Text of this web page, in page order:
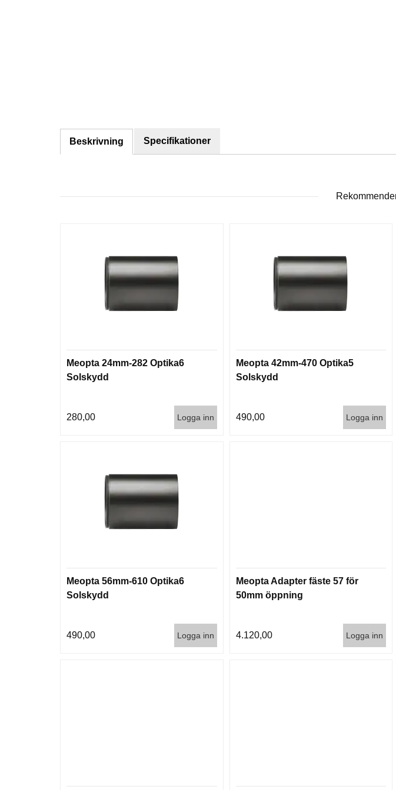
Beskrivning Specifikationer
Meopta 24mm-282 Optika6
Solskydd
280,00 Logga inn
Meopta 42mm-470 Optika5
Solskydd
490,00 Logga inn
Meopta 56mm-610 Optika6
Solskydd
490,00 Logga inn
Meopta Adapter fäste 57 för
50mm öppning
4.120,00 Logga inn